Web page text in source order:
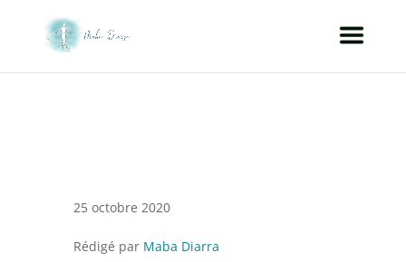
25 octobre 2020
Rédigé par Maba Diarra